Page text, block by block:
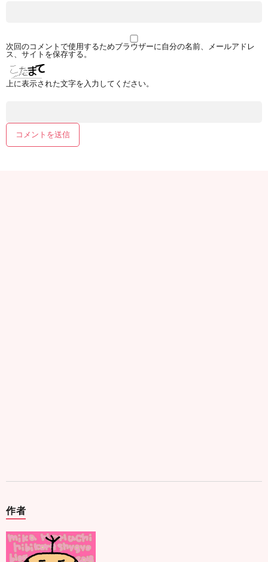
次回のコメントで使用するためブラウザーに自分の名前、メールアドレ
ス、サイトを保存する。
上に表示された文字を入力してください。
作者